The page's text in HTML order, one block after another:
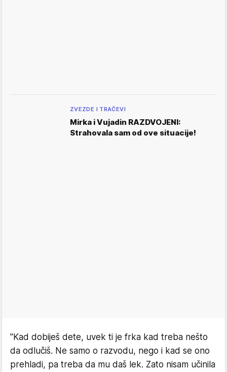
ZVEZDE I TRAČEVI
Mirka i Vujadin RAZDVOJENI:
Strahovala sam od ove situacije!
"Kad dobiješ dete, uvek ti je frka kad treba nešto
da odlučiš. Ne samo o razvodu, nego i kad se ono
prehladi, pa treba da mu daš lek. Zato nisam učinila